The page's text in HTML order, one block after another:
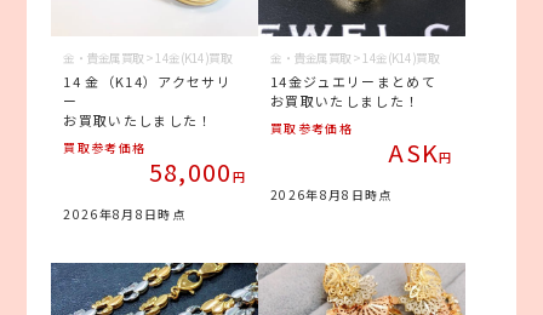
金・貴金属買取 > 14金(K14)買取
14 金（K14）アクセサリ
ー
お買取いたしました！
買取参考価格
58,000 円
2026年8月8日時点
金・貴金属買取 > 14金(K14)買取
14金ジュエリーまとめて
お買取いたしました！
買取参考価格
ASK円
2026年8月8日時点